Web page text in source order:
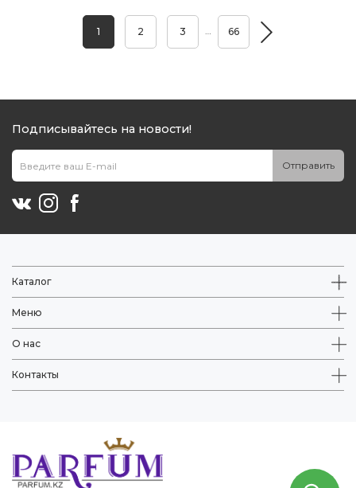
1 2 3 … 66
Подписывайтесь на новости!
Отправить
Каталог
Меню
О нас
Контакты